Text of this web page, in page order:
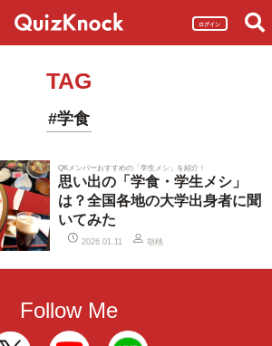
ログイン
TAG
#学食
QKメンバーおすすめの「学生メシ」を紹介！
思い出の「学食・学生メシ」
は？全国各地の大学出身者に聞
いてみた
2026.01.11 胡桃
Follow Me